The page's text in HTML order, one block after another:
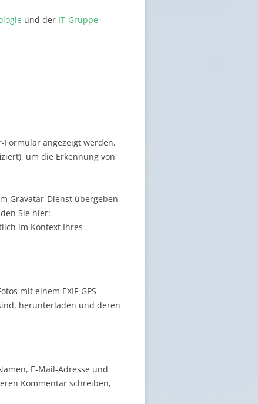
und der IT-Gruppe
angezeigt werden,
um die Erkennung von
Gravatar-Dienst übergeben
Sie hier:
im Kontext Ihres
mit einem EXIF-GPS-
herunterladen und deren
E-Mail-Adresse und
Kommentar schreiben,